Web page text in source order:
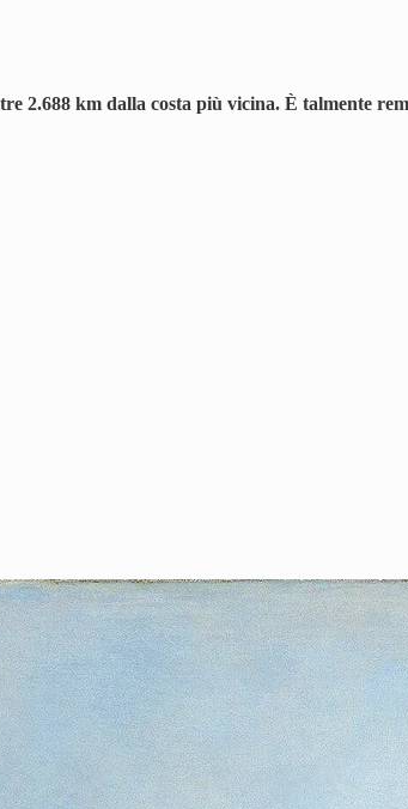
2.688 km dalla costa più vicina. È talmente